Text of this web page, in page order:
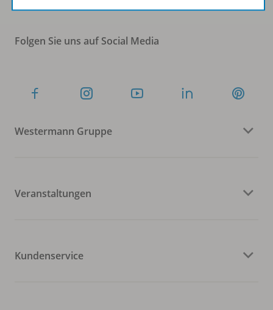
Folgen Sie uns auf Social Media
Westermann Gruppe
Veranstaltungen
Kundenservice